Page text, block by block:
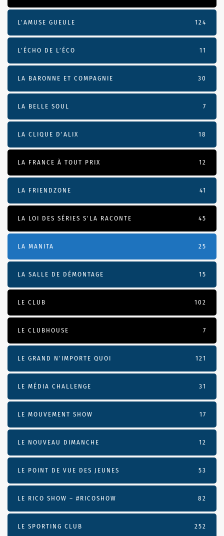
L'AMUSE GUEULE 124
L’ÉCHO DE L’ÉCO 11
LA BARONNE ET COMPAGNIE 30
LA BELLE SOUL 7
LA CLIQUE D'ALIX 18
LA FRANCE À TOUT PRIX 12
LA FRIENDZONE 41
LA LOI DES SÉRIES S'LA RACONTE 45
LA MANITA 25
LA SALLE DE DÉMONTAGE 15
LE CLUB 102
LE CLUBHOUSE 7
LE GRAND N’IMPORTE QUOI 121
LE MÉDIA CHALLENGE 31
LE MOUVEMENT SHOW 17
LE NOUVEAU DIMANCHE 12
LE POINT DE VUE DES JEUNES 53
LE RICO SHOW – #RICOSHOW 82
LE SPORTING CLUB 252